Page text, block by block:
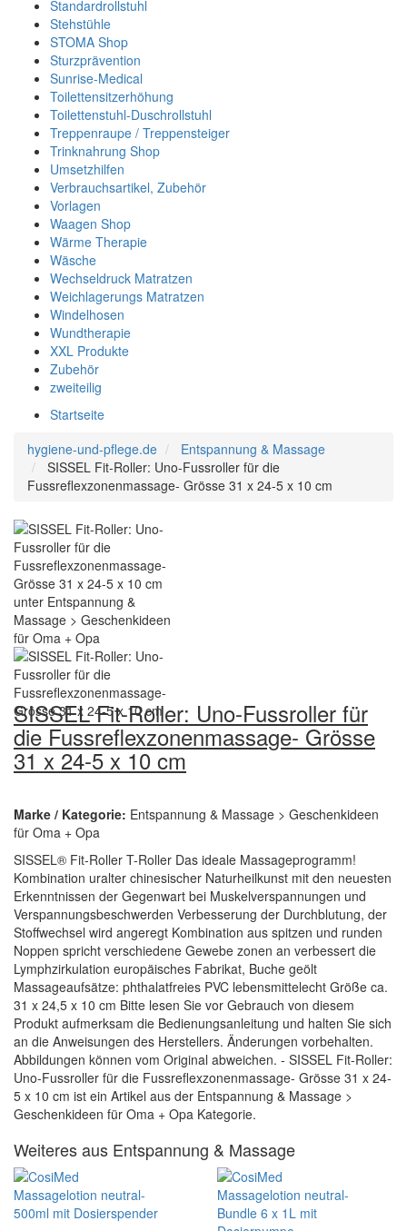
Standardrollstuhl
Stehstühle
STOMA Shop
Sturzprävention
Sunrise-Medical
Toilettensitzerhöhung
Toilettenstuhl-Duschrollstuhl
Treppenraupe / Treppensteiger
Trinknahrung Shop
Umsetzhilfen
Verbrauchsartikel, Zubehör
Vorlagen
Waagen Shop
Wärme Therapie
Wäsche
Wechseldruck Matratzen
Weichlagerungs Matratzen
Windelhosen
Wundtherapie
XXL Produkte
Zubehör
zweiteilig
Startseite
hygiene-und-pflege.de
Entspannung & Massage
SISSEL Fit-Roller: Uno-Fussroller für die
Fussreflexzonenmassage- Grösse 31 x 24-5 x 10 cm
SISSEL Fit-Roller: Uno-Fussroller für
die Fussreflexzonenmassage- Grösse
31 x 24-5 x 10 cm
Marke / Kategorie: Entspannung & Massage > Geschenkideen
für Oma + Opa
SISSEL® Fit-Roller T-Roller Das ideale Massageprogramm!
Kombination uralter chinesischer Naturheilkunst mit den neuesten
Erkenntnissen der Gegenwart bei Muskelverspannungen und
Verspannungsbeschwerden Verbesserung der Durchblutung, der
Stoffwechsel wird angeregt Kombination aus spitzen und runden
Noppen spricht verschiedene Gewebe zonen an verbessert die
Lymphzirkulation europäisches Fabrikat, Buche geölt
Massageaufsätze: phthalatfreies PVC lebensmittelecht Größe ca.
31 x 24,5 x 10 cm Bitte lesen Sie vor Gebrauch von diesem
Produkt aufmerksam die Bedienungsanleitung und halten Sie sich
an die Anweisungen des Herstellers. Änderungen vorbehalten.
Abbildungen können vom Original abweichen. - SISSEL Fit-Roller:
Uno-Fussroller für die Fussreflexzonenmassage- Grösse 31 x 24-
5 x 10 cm ist ein Artikel aus der Entspannung & Massage >
Geschenkideen für Oma + Opa Kategorie.
Weiteres aus Entspannung & Massage